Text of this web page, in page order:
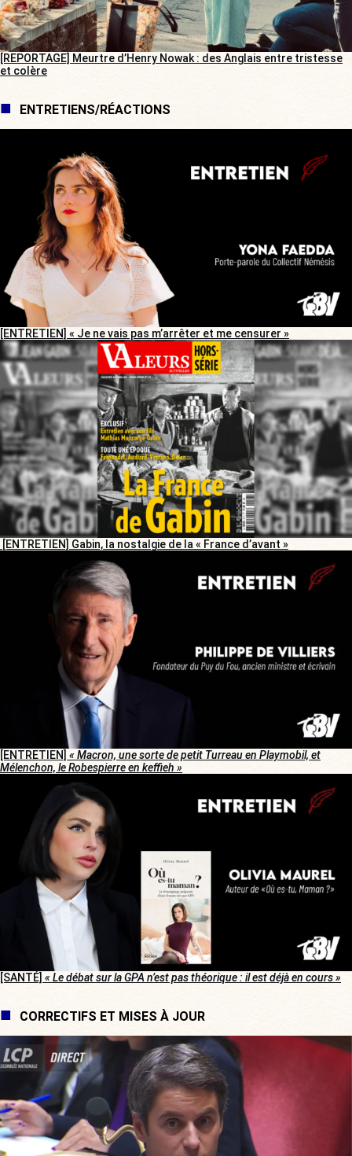
[REPORTAGE] Meurtre d’Henry Nowak : des Anglais entre tristesse
et colère
ENTRETIENS/RÉACTIONS
[ENTRETIEN] « Je ne vais pas m’arrêter et me censurer »
[ENTRETIEN] Gabin, la nostalgie de la « France d’avant »
[ENTRETIEN] « Macron, une sorte de petit Turreau en Playmobil, et
Mélenchon, le Robespierre en keffieh »
[SANTÉ] « Le débat sur la GPA n’est pas théorique : il est déjà en cours »
CORRECTIFS ET MISES À JOUR